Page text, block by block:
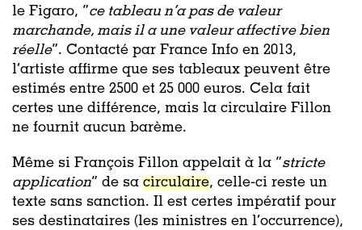
le Figaro, “ce tableau n’a pas de valeur
marchande, mais il a une valeur affective bien
réelle”. Contacté par France Info en 2013,
l’artiste affirme que ses tableaux peuvent être
estimés entre 2500 et 25 000 euros. Cela fait
certes une différence, mais la circulaire Fillon
ne fournit aucun barème.
Même si François Fillon appelait à la “stricte
application“ de sa circulaire, celle-ci reste un
texte sans sanction. Il est certes impératif pour
ses destinataires (les ministres en l’occurrence),